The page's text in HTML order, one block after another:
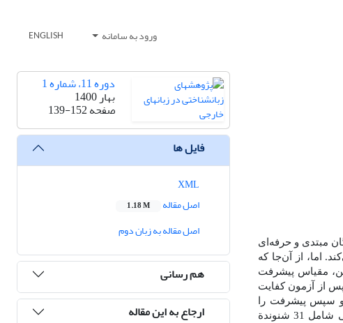
ورود به سامانه ENGLISH
مبتدی و حرفه‌ای
اما، از آن‌جا که
مقیاس پیشرفت
از آزمون کفایت
سپس پیشرفت را
برابرسنجی کند. برای بررسی پرسش‌های پژوهش؛ از رویکرد کمی و از طرح نیمه‌آزمایشی استفاده شده است. 65 دانشجوی ایرانی شامل 31 شنوندة
دوره 11، شماره 1
بهار 1400
صفحه139-152
فایل ها
اصل مقاله
1.18 M
اصل مقاله به زبان دوم
هم رسانی
ارجاع به این مقاله